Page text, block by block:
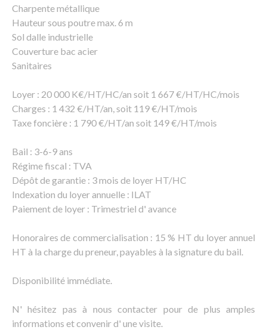
Charpente métallique
Hauteur sous poutre max. 6 m
Sol dalle industrielle
Couverture bac acier
Sanitaires
Loyer : 20 000 K€/HT/HC/an soit 1 667 €/HT/HC/mois
Charges : 1 432 €/HT/an, soit 119 €/HT/mois
Taxe foncière : 1 790 €/HT/an soit 149 €/HT/mois
Bail : 3-6-9 ans
Régime fiscal : TVA
Dépôt de garantie : 3 mois de loyer HT/HC
Indexation du loyer annuelle : ILAT
Paiement de loyer : Trimestriel d' avance
Honoraires de commercialisation : 15 % HT du loyer annuel
HT à la charge du preneur, payables à la signature du bail.
Disponibilité immédiate.
N' hésitez pas à nous contacter pour de plus amples
informations et convenir d' une visite.